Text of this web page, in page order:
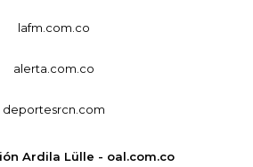
lafm.com.co
alerta.com.co
deportesrcn.com
Ardila Lülle - oal.com.co